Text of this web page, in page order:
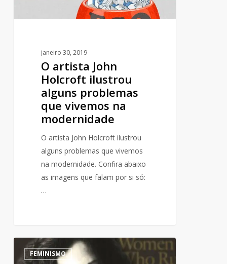
vivemos
janeiro 30, 2019
O artista John
Holcroft ilustrou
alguns problemas
que vivemos na
modernidade
O artista John Holcroft ilustrou
alguns problemas que vivemos
na modernidade. Confira abaixo
as imagens que falam por si só:
…
você FEMINISMO